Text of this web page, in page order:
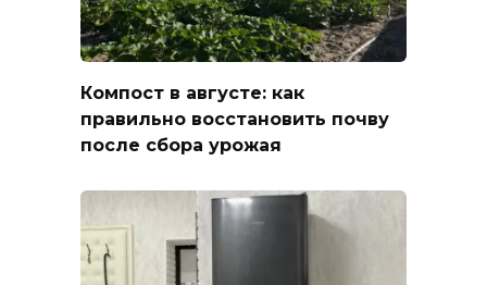
Компост в августе: как
правильно восстановить почву
после сбора урожая